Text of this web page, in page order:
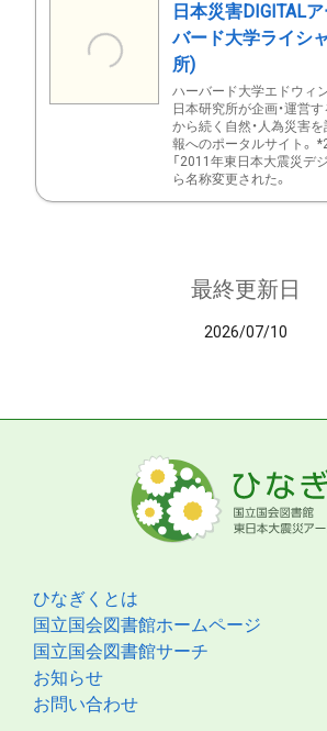
日本災害DIGITAL
バード大学ライシ
所)
ハーバード大学エドウィン
日本研究所が企画・運営
から続く自然・人為災害
報へのポータルサイト。
「2011年東日本大震災デ
ら名称変更された。
最終更新日
2026/07/10
ひなぎくとは
国立国会図書館ホームページ
国立国会図書館サーチ
お知らせ
お問い合わせ